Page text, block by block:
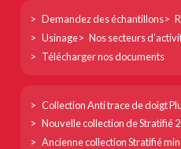
Footer
col
Demandez des échantillons
Usinage
Nos secteurs
Télécharger nos documents
Footer
col
Collection Anti trace de doigt
Nouvelle collection de Stratifié
Ancienne collection Stratifié